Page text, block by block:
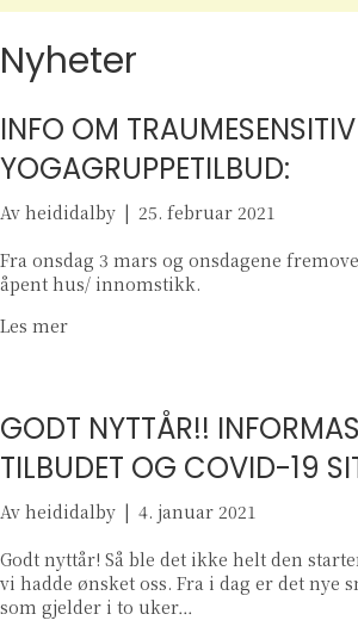
Nyheter
INFO OM TRAUMESENSITIV
YOGAGRUPPETILBUD:
Av heididalby | 25. februar 2021
Fra onsdag 3 mars og onsdagene
åpent hus/ innomstikk.
Les merabout INFO OM TRAUMESENSITIV
GODT NYTTÅR!!
TILBUDET OG COVID-19
Av heididalby | 4. januar 2021
Godt nyttår! Så ble det ikke helt den
vi hadde ønsket oss. Fra i dag er det nye
som gjelder i to uker…